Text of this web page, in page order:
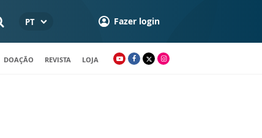
PT Fazer login
DOAÇÃO REVISTA LOJA